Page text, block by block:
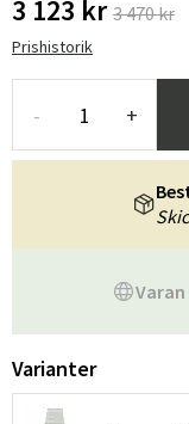
3 123 kr 3 470 kr
Prishistorik
- +
Varianter